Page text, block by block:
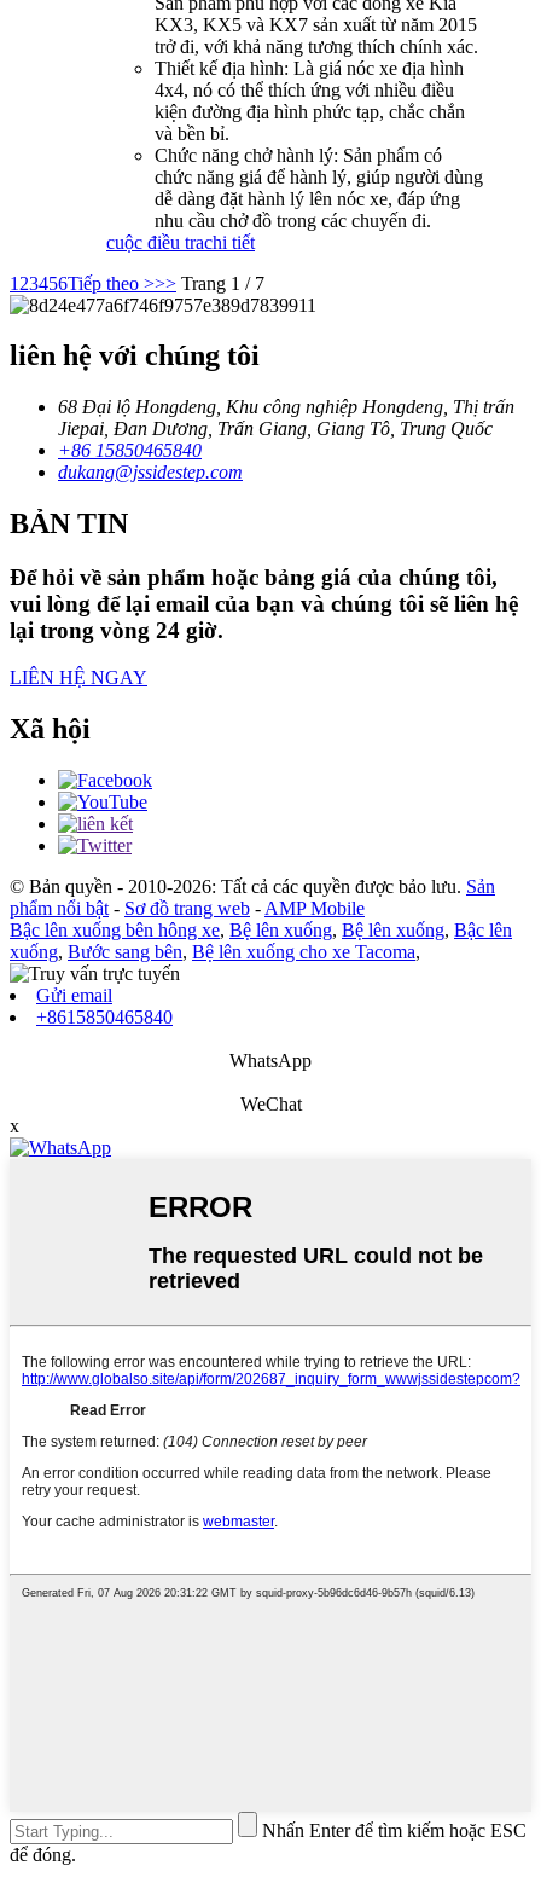
KX3, KX5 và KX7 sản xuất từ ​​năm 2015
trở đi, với khả năng tương thích chính xác.
Thiết kế địa hình: Là giá nóc xe địa hình
4x4, nó có thể thích ứng với nhiều điều
kiện đường địa hình phức tạp, chắc chắn
và bền bỉ.
Chức năng chở hành lý: Sản phẩm có
chức năng giá để hành lý, giúp người dùng
dễ dàng đặt hành lý lên nóc xe, đáp ứng
nhu cầu chở đồ trong các chuyến đi.
cuộc điều trachi tiết
1 23456Tiếp theo >>> Trang 1 / 7
liên hệ với chúng tôi
68 Đại lộ Hongdeng, Khu công nghiệp Hongdeng, Thị trấn
Jiepai, Đan Dương, Trấn Giang, Giang Tô, Trung Quốc
+86 15850465840
dukang@jssidestep.com
BẢN TIN
Để hỏi về sản phẩm hoặc bảng giá của chúng tôi,
vui lòng để lại email của bạn và chúng tôi sẽ liên hệ
lại trong vòng 24 giờ.
LIÊN HỆ NGAY
Xã hội
© Bản quyền - 2010-2026: Tất cả các quyền được bảo lưu. Sản
phẩm nổi bật - Sơ đồ trang web - AMP Mobile
Bậc lên xuống bên hông xe, Bệ lên xuống, Bệ lên xuống, Bậc lên
xuống, Bước sang bên, Bệ lên xuống cho xe Tacoma,
Gửi email
+8615850465840
WhatsApp
WeChat
x
Nhấn Enter để tìm kiếm hoặc ESC
để đóng.